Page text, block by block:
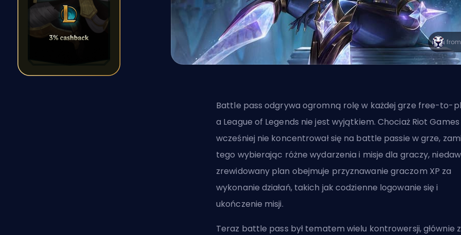
Battle pass odgrywa ogromną rolę w każdej grze free-to-
a League of Legends nie jest wyjątkiem. Chociaż Riot Games
wcześniej nie koncentrował się na battle passie w grze,
tego wybierając różne wydarzenia i misje dla graczy,
zrewidowany plan obejmuje przyznawanie graczom XP za
wykonanie działań, takich jak codzienne logowanie się i
ukończenie misji.
Teraz battle pass był tematem wielu kontrowersji, głównie z